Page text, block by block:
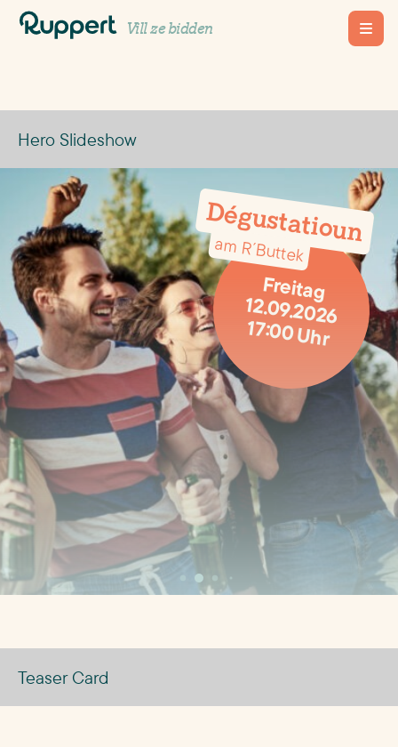
Vill ze bidden
Hero Slideshow
Dégustatioun
am R´Buttek
Freitag
12.09.2026
17:00 Uhr
Teaser Card